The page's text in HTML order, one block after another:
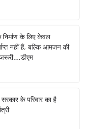
के लिए केवल
नहीं हैं, बल्कि आमजन की
के परिवार का है